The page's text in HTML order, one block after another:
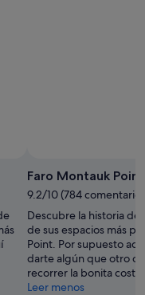
Faro Montauk Point
9.2/10 (784
Descubre la historia
de sus espacios más
Point. Por supuesto
darte algún que otro
recorrer la bonita costa.
Leer menos